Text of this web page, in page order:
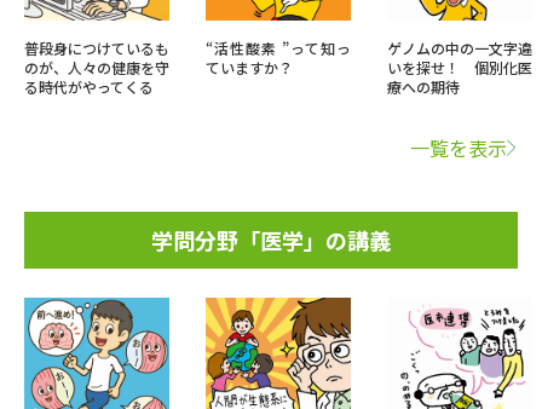
普段身につけているも
のが、人々の健康を守
る時代がやってくる
“活性酸素 ”って知っ
ていますか？
ゲノムの中の一文字違
いを探せ！ 個別化医
療への期待
一覧を表示
学問分野「医学」の講義